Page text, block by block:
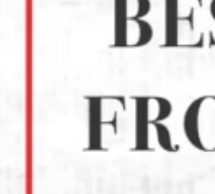
nodig bij het maken van een
onze experts via: